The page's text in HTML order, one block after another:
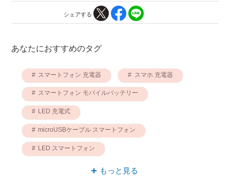
シェアする
あなたにおすすめのタグ
スマートフォン 充電器 スマホ 充電器
スマートフォン モバイルバッテリー
LED 充電式
microUSBケーブル スマートフォン
LED スマートフォン
スマホ モバイルバッテリー
もっと見る